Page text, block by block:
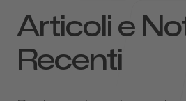
Our Work
Articoli e
Recenti